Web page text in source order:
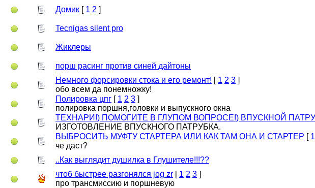
Домик [ 1 2 ]
Tecnigas silent pro
Жиклеры
порш расинг против синей дайтоны
Немного форсировки стока и его ремонт! [ 1 2 3 ]
обо всем да понемножку!
Полировка цпг [ 1 2 3 ]
полировка поршня,головки и выпускного окна
ТЕХНАРИ!) ПОМОГИТЕ В ГЛУПОМ ВОПРОСЕ!) ВПУСКНОЙ
ИЗГОТОВЛЕНИЕ ВПУСКНОГО ПАТРУБКА.
ВЫБРОСИТЬ МУФТУ СТАРТЕРА ИЛИ КАК ТАМ ОНА И СТАРТЕР [ 1
че даст?
..Как выглядит душилка в Глушителе!!!??
чтоб быстрее разгонялся jog zr [ 1 2 3 ]
про трансмиссию и поршневую